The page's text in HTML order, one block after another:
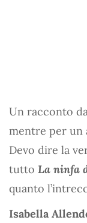
Un racconto
mentre per un
Devo dire la
tutto La ninfa
quanto
Isabella